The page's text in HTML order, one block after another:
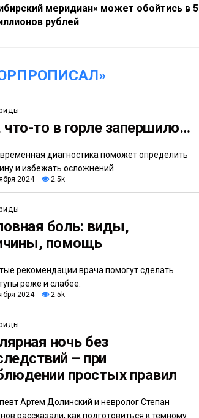
меридиан» может обойтись в 5
рублей
что-то в горле запершило…
диагностика поможет определить
и избежать осложнений.
2024 2.5k
боль: виды,
помощь
рекомендации врача помогут сделать
реже и слабее.
2024 2.5k
ночь без
– при
простых правил
Артем Долинский и невролог Степан
рассказали, как подготовиться к темному